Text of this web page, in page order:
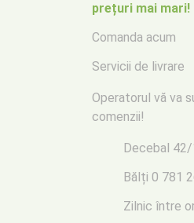
prețuri mai mari!
Comanda acum
Servicii de livrare
Operatorul vă va
comenzii!
Decebal 42/
Bălți 0 781
Zilnic între